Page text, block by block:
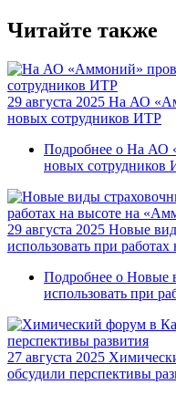
Читайте также
29 августа 2025 На АО
новых сотрудников ИТР
Подробнее о На АО
новых сотрудников
29 августа 2025 Новые
использовать при
Подробнее о Новые
использовать при
27 августа 2025
обсудили перспективы